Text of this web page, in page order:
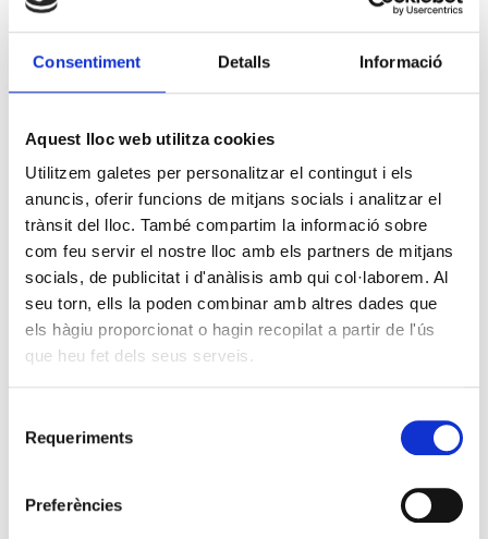
Consentiment Detalls Informació
Aquest lloc web utilitza cookies
Utilitzem galetes per personalitzar el contingut i els
anuncis, oferir funcions de mitjans socials i analitzar el
trànsit del lloc. També compartim la informació sobre
com feu servir el nostre lloc amb els partners de mitjans
socials, de publicitat i d'anàlisis amb qui col·laborem. Al
seu torn, ells la poden combinar amb altres dades que
els hàgiu proporcionat o hagin recopilat a partir de l'ús
que heu fet dels seus serveis.
Requeriments
Preferències